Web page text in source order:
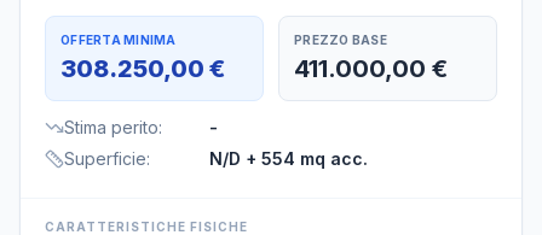
OFFERTA MINIMA
308.250,00 €
PREZZO BASE
411.000,00 €
Stima perito:
-
Superficie: N/D + 554 mq acc.
CARATTERISTICHE FISICHE